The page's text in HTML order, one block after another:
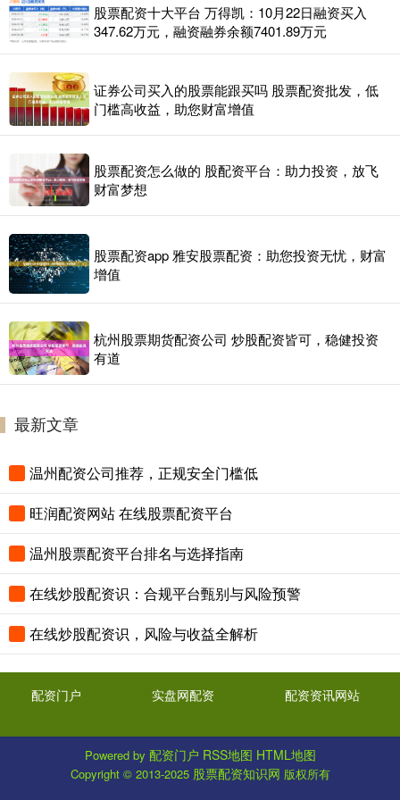
股票配资十大平台 万得凯：10月22日融资买入
347.62万元，融资融券余额7401.89万元
证券公司买入的股票能跟买吗 股票配资批发，低
门槛高收益，助您财富增值
股票配资怎么做的 股配资平台：助力投资，放飞
财富梦想
股票配资app 雅安股票配资：助您投资无忧，财富
增值
杭州股票期货配资公司 炒股配资皆可，稳健投资
有道
最新文章
温州配资公司推荐，正规安全门槛低
旺润配资网站 在线股票配资平台
温州股票配资平台排名与选择指南
在线炒股配资识：合规平台甄别与风险预警
在线炒股配资识，风险与收益全解析
配资门户 实盘网配资 配资资讯网站
Powered by 配资门户 RSS地图 HTML地图
Copyright © 2013-2025 股票配资知识网 版权所有